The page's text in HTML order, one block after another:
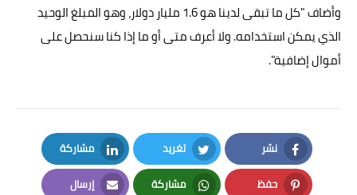
وأضاف "كل ما تبقى لدينا هو 1.6 مليار دولار، وهو المبلغ الوحيد
الذي يمكن استخدامه. ولا أعرف متى أو ما إذا كنا سنحصل على
أموال إضافية".
نشر
Facebook
تغريد
Twitter
مشاركة
LinkedIn
حفظ مشاركة إرسال